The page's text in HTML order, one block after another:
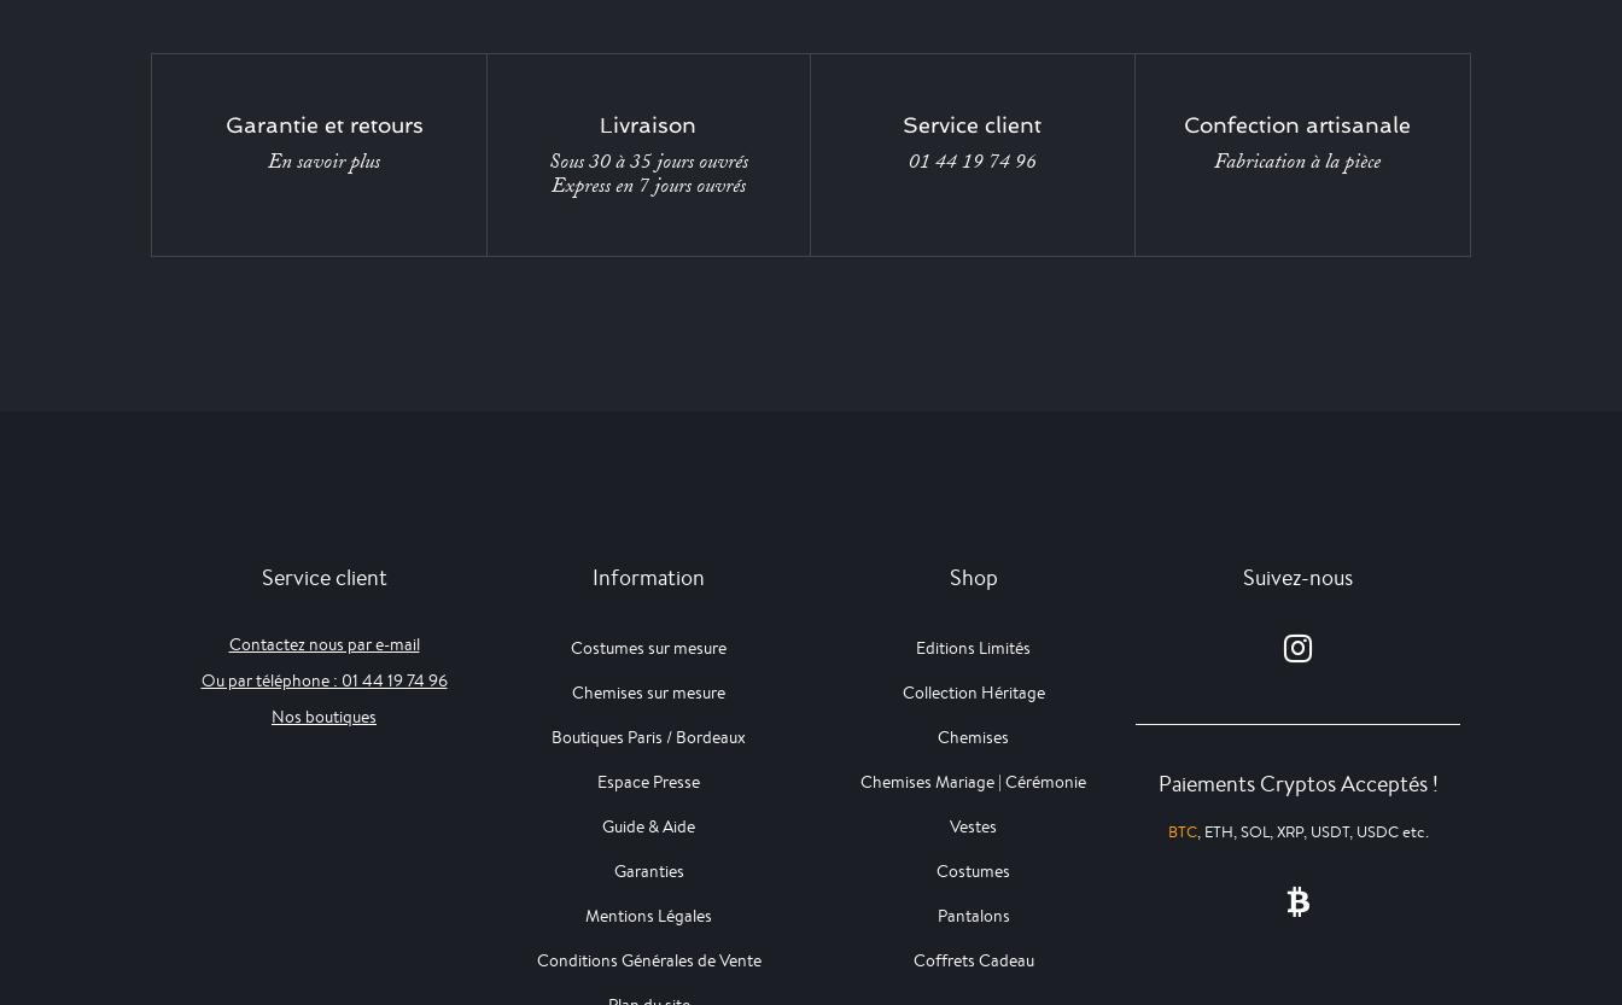
Garantie et retours
En savoir plus
Livraison
Sous 30 à 35 jours ouvrés
Express en 7 jours ouvrés
Service client
01 44 19 74 96
Confection artisanale
Fabrication à la pièce
Service client
Contactez nous par e-mail
Ou par téléphone : 01 44 19 74 96
Nos boutiques
Information
Costumes sur mesure
Chemises sur mesure
Boutiques Paris / Bordeaux
Espace Presse
Guide & Aide
Garanties
Mentions Légales
Conditions Générales de Vente
Shop
Editions Limités
Collection Héritage
Chemises
Chemises Mariage | Cérémonie
Vestes
Costumes
Pantalons
Coffrets Cadeau
Suivez-nous
Paiements Cryptos Acceptés !
BTC, ETH, SOL, XRP, USDT, USDC etc.